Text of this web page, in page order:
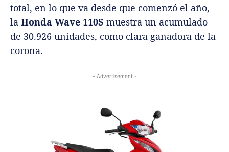
total, en lo que va desde que comenzó el año,
la Honda Wave 110S muestra un acumulado
de 30.926 unidades, como clara ganadora de la
corona.
- Advertisement -